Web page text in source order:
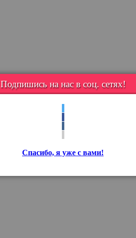
Подпишись на нас в соц. сетях!
Спасибо, я уже с вами!